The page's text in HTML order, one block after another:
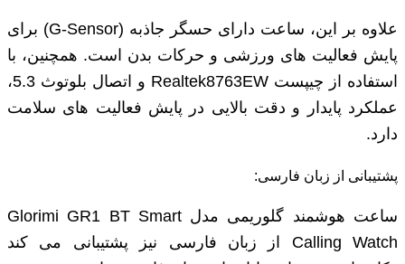
علاوه بر این، ساعت دارای حسگر جاذبه (G-Sensor) برای
پایش فعالیت ‌های ورزشی و حرکات بدن است. همچنین، با
استفاده از چیپست Realtek8763EW و اتصال بلوتوث 5.3،
عملکرد پایدار و دقت بالایی در پایش فعالیت‌ های سلامت
دارد.
پشتیبانی از زبان فارسی:
ساعت هوشمند گلوریمی مدل Glorimi GR1 BT Smart
Calling Watch از زبان فارسی نیز پشتیبانی می کند